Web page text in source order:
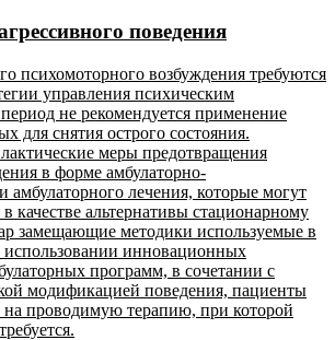
поведения
психомоторного возбуждения требуются
управления психическим
не рекомендуется применение
для снятия острого состояния.
меры предотвращения
в форме амбулаторно-
амбулаторного лечения, которые могут
качестве альтернативы стационарному
замещающие методики используемые в
инновационных
программ, в сочетании с
модификацией поведения, пациенты
на проводимую терапию, при которой